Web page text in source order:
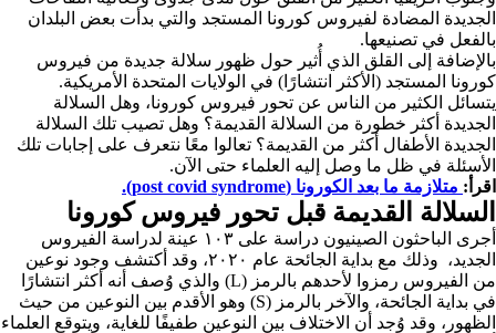
الجديدة المضادة لفيروس كورونا المستجد والتي بدأت بعض البلدان
بالفعل في تصنيعها.
بالإضافة إلى القلق الذي أُثير حول ظهور سلالة جديدة من فيروس
كورونا المستجد (الأكثر انتشارًا) في الولايات المتحدة الأمريكية.
يتسائل الكثير من الناس عن تحور فيروس كورونا، وهل السلالة
الجديدة أكثر خطورة من السلالة القديمة؟ وهل تصيب تلك السلالة
الجديدة الأطفال أكثر من القديمة؟ تعالوا معًا نتعرف على إجابات تلك
الأسئلة في ظل ما وصل إليه العلماء حتى الآن.
اقرأ: متلازمة ما بعد الكورونا (post covid syndrome).
السلالة القديمة قبل تحور فيروس كورونا
أجرى الباحثون الصينيون دراسة على ١٠٣ عينة لدراسة الفيروس
الجديد، وذلك مع بداية الجائحة عام ٢٠٢٠، وقد أكتشف وجود نوعين
من الفيروس رمزوا لأحدهم بالرمز (L) والذي وُصف أنه أكثر انتشارًا
في بداية الجائحة، والآخر بالرمز (S) وهو الأقدم بين النوعين من حيث
الظهور، وقد وُجد أن الاختلاف بين النوعين طفيفًا للغاية، ويتوقع العلماء